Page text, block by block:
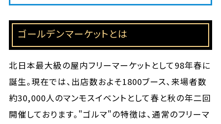
ゴールデンマーケットとは
北日本最大級の屋内フリーマーケットとして98年春に
誕生。現在では、出店数およそ1800ブース、来場者数
約30,000人のマンモスイベントとして春と秋の年二回
開催しております。"ゴルマ"の特徴は、通常のフリーマ